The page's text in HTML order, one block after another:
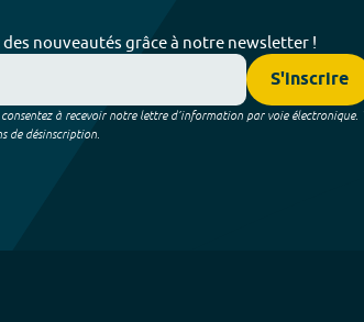
nouveautés grâce à notre newsletter !
S'inscrire
à recevoir notre lettre d’information par voie électronique.
de désinscription.